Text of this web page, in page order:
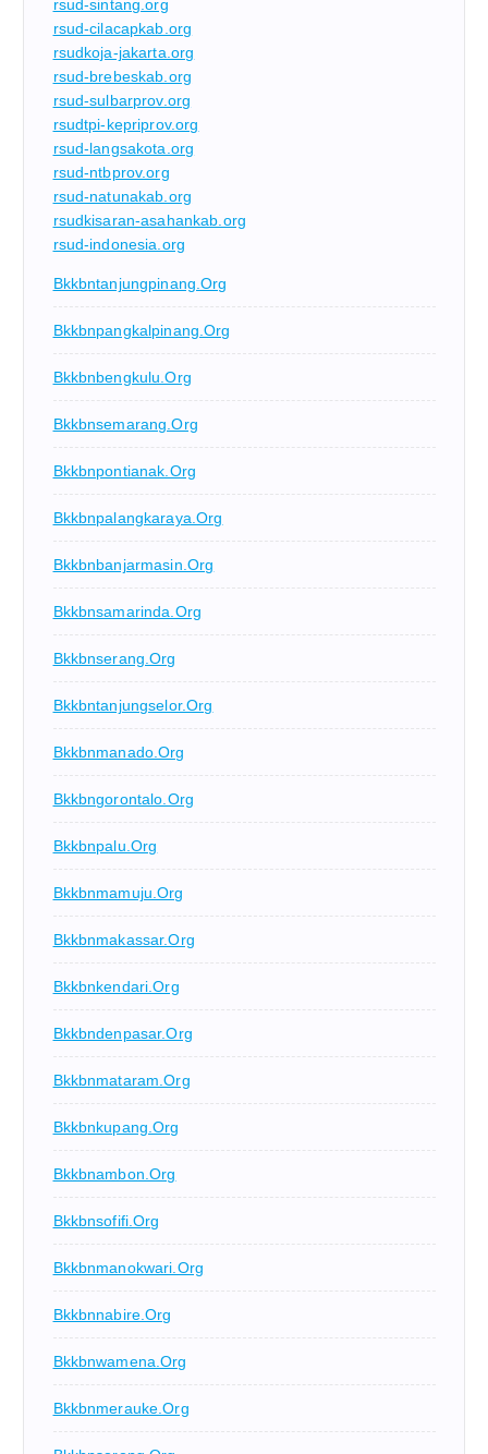
rsud-sintang.org
rsud-cilacapkab.org
rsudkoja-jakarta.org
rsud-brebeskab.org
rsud-sulbarprov.org
rsudtpi-kepriprov.org
rsud-langsakota.org
rsud-ntbprov.org
rsud-natunakab.org
rsudkisaran-asahankab.org
rsud-indonesia.org
Bkkbntanjungpinang.org
Bkkbnpangkalpinang.org
Bkkbnbengkulu.org
Bkkbnsemarang.org
Bkkbnpontianak.org
Bkkbnpalangkaraya.org
Bkkbnbanjarmasin.org
Bkkbnsamarinda.org
Bkkbnserang.org
Bkkbntanjungselor.org
Bkkbnmanado.org
Bkkbngorontalo.org
Bkkbnpalu.org
Bkkbnmamuju.org
Bkkbnmakassar.org
Bkkbnkendari.org
Bkkbndenpasar.org
Bkkbnmataram.org
Bkkbnkupang.org
Bkkbnambon.org
Bkkbnsofifi.org
Bkkbnmanokwari.org
Bkkbnnabire.org
Bkkbnwamena.org
Bkkbnmerauke.org